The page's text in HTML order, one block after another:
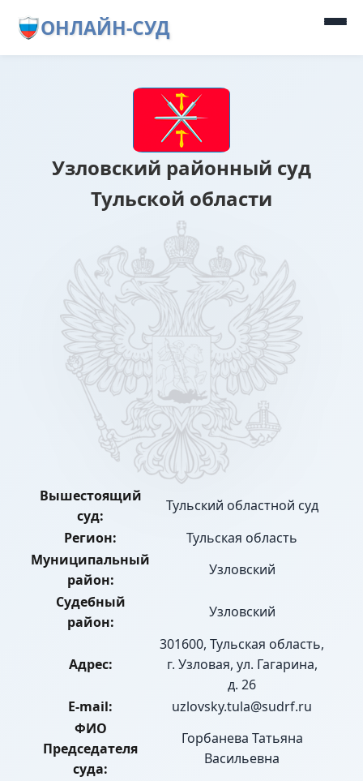
ОНЛАЙН-СУД
Узловский районный суд
Тульской области
Вышестоящий
суд:
Тульский областной суд
Регион:
Тульская область
Муниципальный
район:
Узловский
Судебный
район:
Узловский
Адрес:
301600, Тульская область,
г. Узловая, ул. Гагарина,
д. 26
E-mail:
uzlovsky.tula@sudrf.ru
ФИО
Председателя
суда:
Горбанева Татьяна
Васильевна